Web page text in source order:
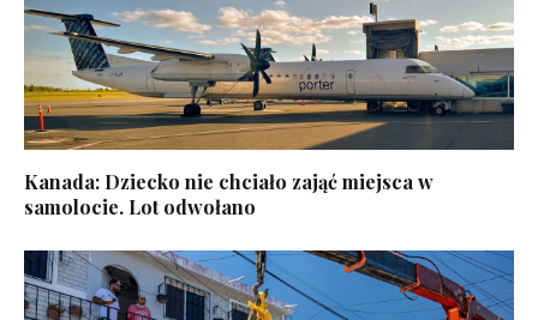
Kanada: Dziecko nie chciało zająć miejsca w
samolocie. Lot odwołano